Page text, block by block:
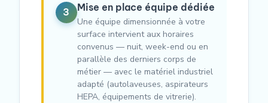
3 Mise en place équipe dédiée
Une équipe dimensionnée à votre
surface intervient aux horaires
convenus — nuit, week-end ou en
parallèle des derniers corps de
métier — avec le matériel industriel
adapté (autolaveuses, aspirateurs
HEPA, équipements de vitrerie).